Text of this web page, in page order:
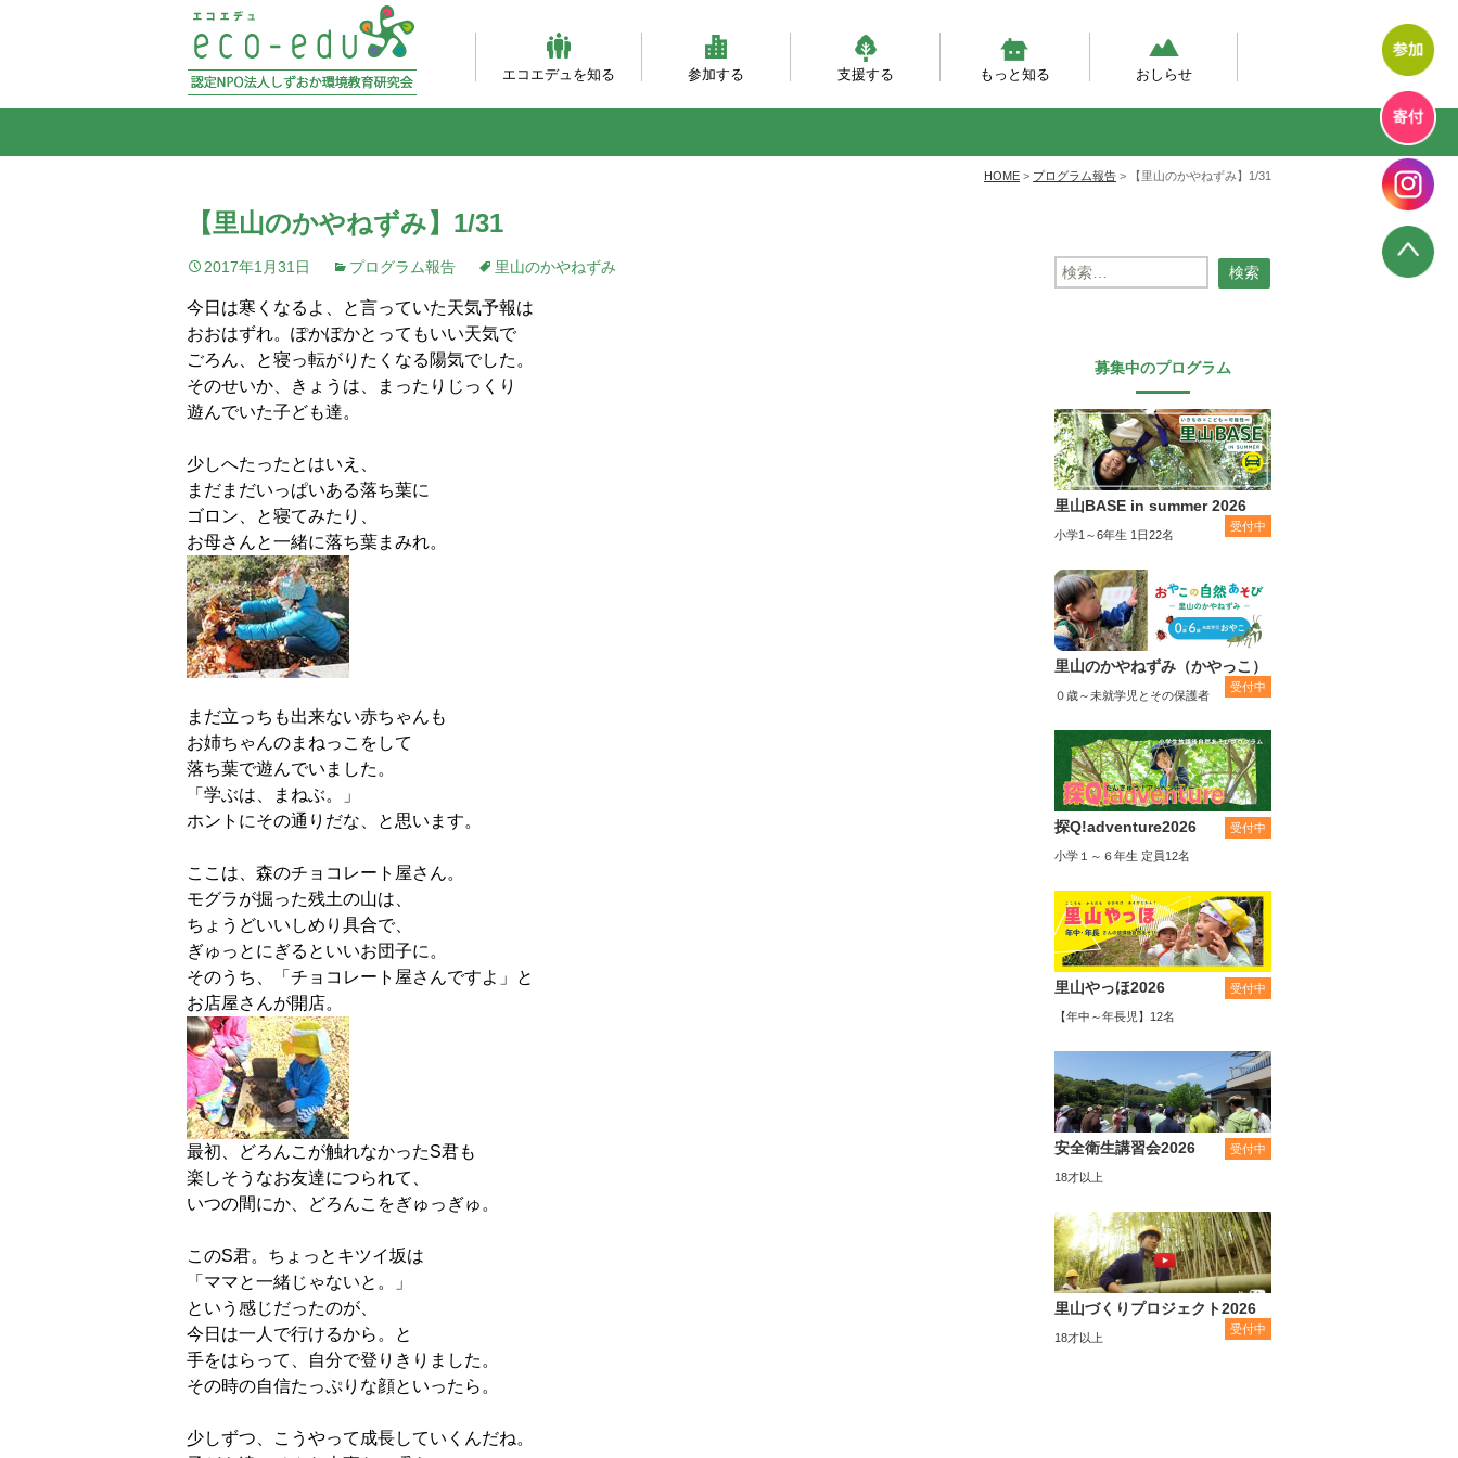
エコエデュを知る
参加する
支援する
もっと知る
おしらせ
HOME > プログラム報告 > 【里山のかやねずみ】1/31
【里山のかやねずみ】1/31
2017年1月31日 プログラム報告 里山のかやねずみ
今日は寒くなるよ、と言っていた天気予報は
おおはずれ。ぽかぽかとってもいい天気で
ごろん、と寝っ転がりたくなる陽気でした。
そのせいか、きょうは、まったりじっくり
遊んでいた子ども達。
少しへたったとはいえ、
まだまだいっぱいある落ち葉に
ゴロン、と寝てみたり、
お母さんと一緒に落ち葉まみれ。
まだ立っちも出来ない赤ちゃんも
お姉ちゃんのまねっこをして
落ち葉で遊んでいました。
「学ぶは、まねぶ。」
ホントにその通りだな、と思います。
ここは、森のチョコレート屋さん。
モグラが掘った残土の山は、
ちょうどいいしめり具合で、
ぎゅっとにぎるといいお団子に。
そのうち、「チョコレート屋さんですよ」と
お店屋さんが開店。
最初、どろんこが触れなかったS君も
楽しそうなお友達につられて、
いつの間にか、どろんこをぎゅっぎゅ。
このS君。ちょっとキツイ坂は
「ママと一緒じゃないと。」
という感じだったのが、
今日は一人で行けるから。と
手をはらって、自分で登りきりました。
その時の自信たっぷりな顔といったら。
少しずつ、こうやって成長していくんだね。
検
索:
募集中のプログラム
里山BASE in summer 2026
受付中
小学1～6年生 1日22名
里山のかやねずみ（かやっこ）
受付中
０歳～未就学児とその保護者
探Q!adventure2026 受付中
小学１～６年生 定員12名
里山やっほ2026 受付中
【年中～年長児】12名
安全衛生講習会2026 受付中
18才以上
里山づくりプロジェクト2026
受付中
18才以上